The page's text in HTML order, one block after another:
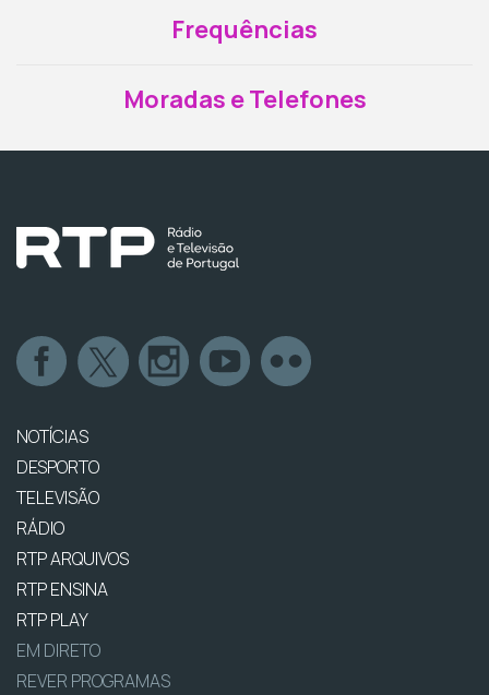
Frequências
Moradas e Telefones
NOTÍCIAS
DESPORTO
TELEVISÃO
RÁDIO
RTP ARQUIVOS
RTP ENSINA
RTP PLAY
EM DIRETO
REVER PROGRAMAS